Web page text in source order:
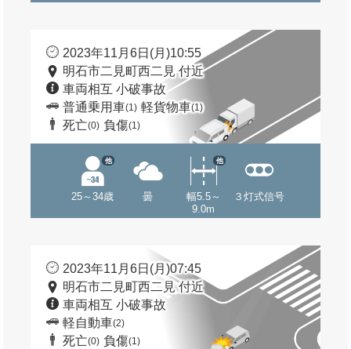
2023年11月6日(月)10:55
明石市二見町西二見 付近
車両相互 小破事故
普通乗用車(1) 軽貨物車(1)
死亡(0) 負傷(1)
25～34歳
他
曇
幅5.5～
9.0m
他
３灯式信号
2023年11月6日(月)07:45
明石市二見町西二見 付近
車両相互 小破事故
軽自動車(2)
死亡(0) 負傷(1)